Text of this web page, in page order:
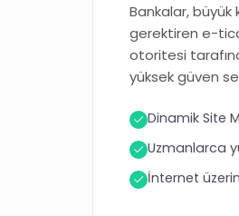
Bankalar,
gerektiren e-
otoritesi
yüksek güven
Dinamik Site
Uzmanlarca
İnternet